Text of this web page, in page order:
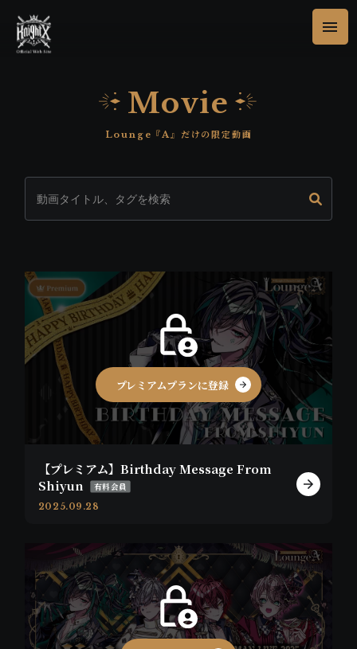
Movie
プレミアムプランに登録
【プレミアム】Birthday Message From
Shiyun
有料会員
2025.09.28